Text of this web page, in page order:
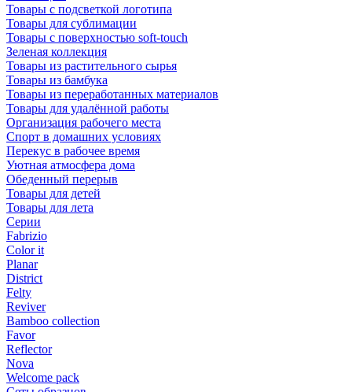
Товары с подсветкой логотипа
Товары для сублимации
Товары с поверхностью soft-touch
Зеленая коллекция
Товары из растительного сырья
Товары из бамбука
Товары из переработанных материалов
Товары для удалённой работы
Организация рабочего места
Спорт в домашних условиях
Перекус в рабочее время
Уютная атмосфера дома
Обеденный перерыв
Товары для детей
Товары для лета
Серии
Fabrizio
Color it
Planar
District
Felty
Reviver
Bamboo collection
Favor
Reflector
Nova
Welcome pack